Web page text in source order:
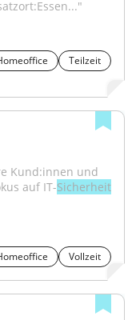
Teilzeit
Kund:innen und
auf IT-Sicherheit
Vollzeit